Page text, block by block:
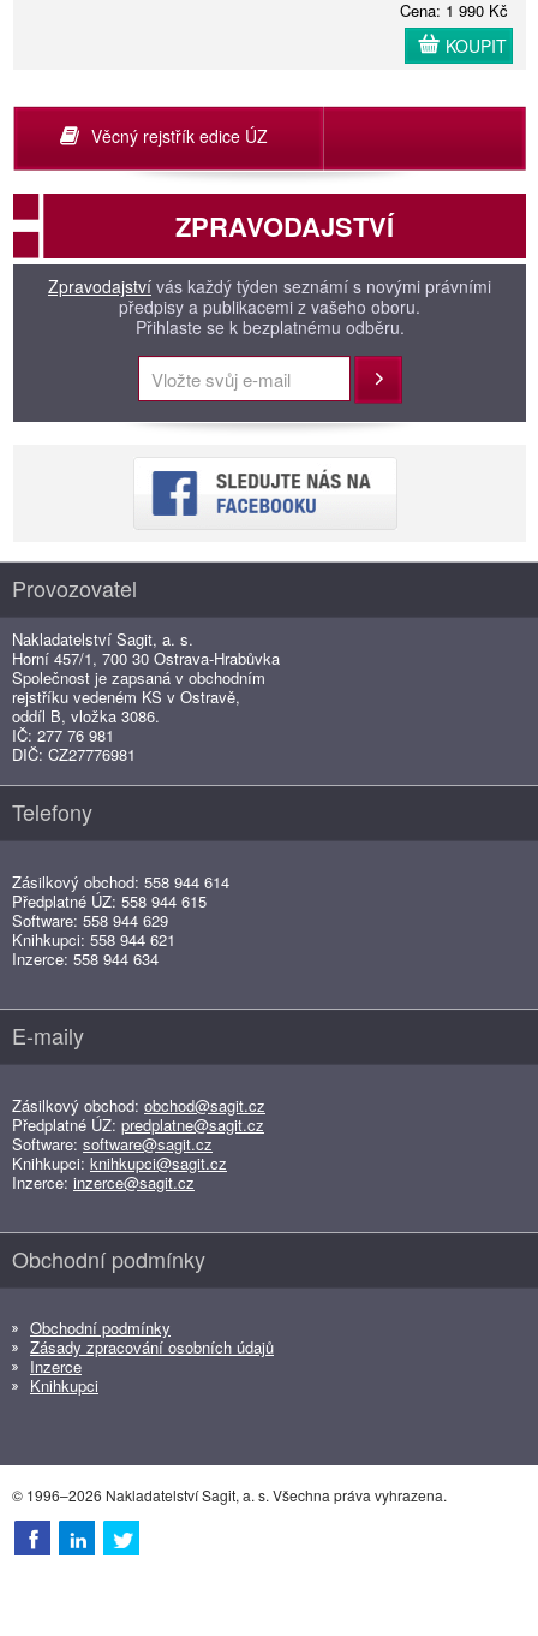
Cena: 1 990 Kč
KOUPIT
Věcný rejstřík edice ÚZ
ZPRAVODAJSTVÍ
Zpravodajství vás každý týden seznámí s novými právními
předpisy a publikacemi z vašeho oboru.
Přihlaste se k bezplatnému odběru.
Přihlásit
Provozovatel
Nakladatelství Sagit, a. s.
Horní 457/1, 700 30 Ostrava-Hrabůvka
Společnost je zapsaná v obchodním
rejstříku vedeném KS v Ostravě,
oddíl B, vložka 3086.
IČ: 277 76 981
DIČ: CZ27776981
Telefony
Zásilkový obchod: 558 944 614
Předplatné ÚZ: 558 944 615
Software: 558 944 629
Knihkupci: 558 944 621
Inzerce: 558 944 634
E-maily
Zásilkový obchod: obchod@sagit.cz
Předplatné ÚZ: predplatne@sagit.cz
Software: software@sagit.cz
Knihkupci: knihkupci@sagit.cz
Inzerce: inzerce@sagit.cz
Obchodní podmínky
Obchodní podmínky
Zásady zpracování osobních údajů
Inzerce
Knihkupci
© 1996–2026 Nakladatelství Sagit, a. s. Všechna práva vyhrazena.